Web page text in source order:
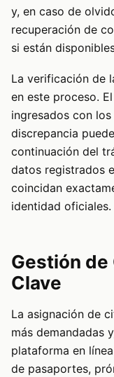
y, en caso de
recuperación de
si están
La verificación de
en este proceso.
ingresados con
discrepancia
continuación del
datos registrados
coincidan
identidad oficiales.
Gestión de
Clave
La asignación de
más demandadas
plataforma en
de pasaportes,